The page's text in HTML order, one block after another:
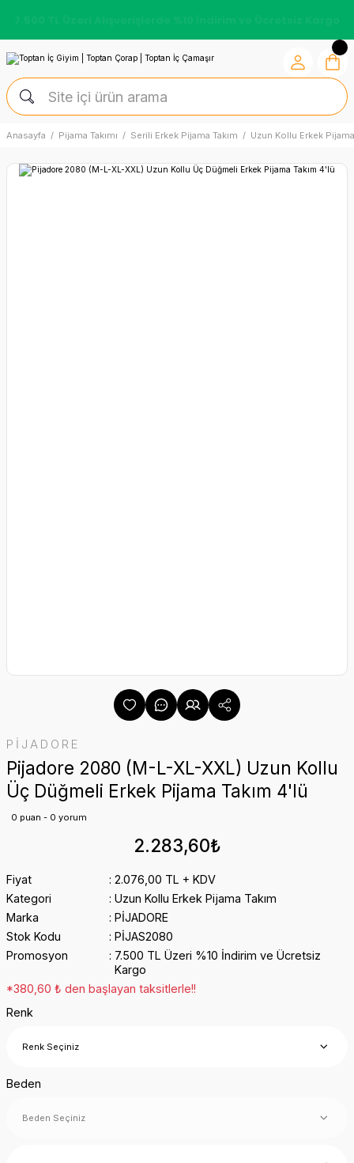
Anasayfa Pijama Takımı Serili Erkek Pijama Takım Uzun Kollu Erkek
PİJADORE
Pijadore 2080 (M-L-XL-XXL) Uzun Kollu
Üç Düğmeli Erkek Pijama Takım 4'lü
0 puan - 0 yorum
2.283,60₺
Fiyat
2.076,00 TL + KDV
Kategori
Uzun Kollu Erkek Pijama Takım
Marka
PİJADORE
Stok Kodu
PİJAS2080
Promosyon
7.500 TL Üzeri %10 İndirim ve Ücretsiz
Kargo
*380,60 ₺ den başlayan taksitlerle!!
Renk
Beden